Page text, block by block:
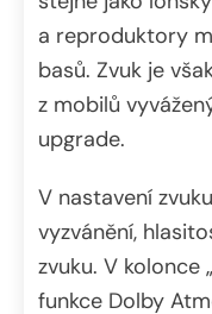
a reproduktory
basů. Zvuk je
z mobilů
upgrade.
V nastavení
vyzvánění,
zvuku. V kolonce
funkce Dolby